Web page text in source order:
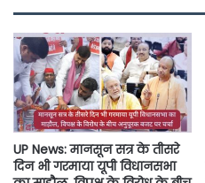
o
o
k
e
r
A
p
p
i
n
k
UP News: मानसून सत्र के तीसरे
दिन भी गरमाया यूपी विधानसभा